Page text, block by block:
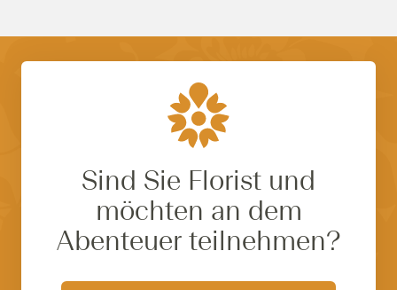
Sind Sie Florist und
möchten an dem
Abenteuer teilnehmen?